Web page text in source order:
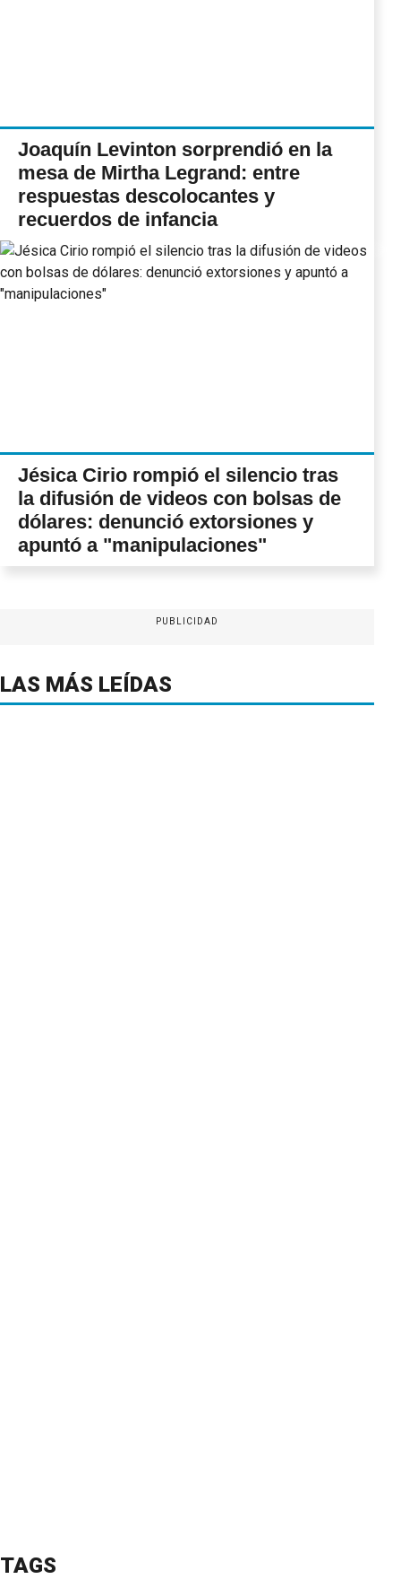
Joaquín Levinton sorprendió en la
mesa de Mirtha Legrand: entre
respuestas descolocantes y
recuerdos de infancia
Jésica Cirio rompió el silencio tras
la difusión de videos con bolsas de
dólares: denunció extorsiones y
apuntó a "manipulaciones"
PUBLICIDAD
LAS MÁS LEÍDAS
TAGS